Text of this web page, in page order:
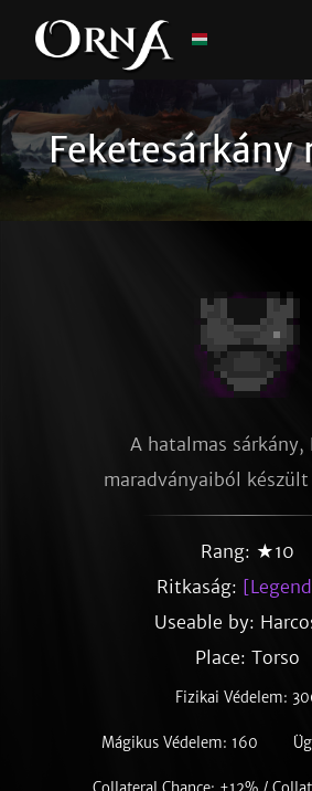
Feketesárkány
A hatalmas sárkány,
maradványaiból
Rang: ★10
Ritkaság:
Useable by:
Place: Torso
Fizikai Védelem:
Mágikus Védelem: 160